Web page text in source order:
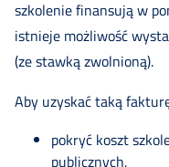
szkolenie finansują w
istnieje możliwość
(ze stawką zwolnioną).
Aby uzyskać taką
pokryć koszt
publicznych,